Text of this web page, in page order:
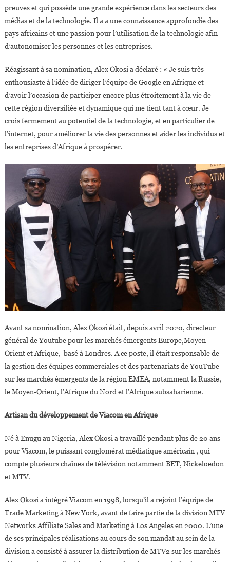
preuves et qui possède une grande expérience dans les secteurs des
médias et de la technologie. Il a a une connaissance approfondie des
pays africains et une passion pour l’utilisation de la technologie afin
d’autonomiser les personnes et les entreprises.
Réagissant à sa nomination, Alex Okosi a déclaré : « Je suis très
enthousiaste à l’idée de diriger l’équipe de Google en Afrique et
d’avoir l’occasion de participer encore plus étroitement à la vie de
cette région diversifiée et dynamique qui me tient tant à cœur. Je
crois fermement au potentiel de la technologie, et en particulier de
l’internet, pour améliorer la vie des personnes et aider les individus et
les entreprises d’Afrique à prospérer.
Avant sa nomination, Alex Okosi était, depuis avril 2020, directeur
général de Youtube pour les marchés émergents Europe,Moyen-
Orient et Afrique, basé à Londres. A ce poste, il était responsable de
la gestion des équipes commerciales et des partenariats de YouTube
sur les marchés émergents de la région EMEA, notamment la Russie,
le Moyen-Orient, l’Afrique du Nord et l’Afrique subsaharienne.
Artisan du développement de Viacom en Afrique
Né à Enugu au Nigeria, Alex Okosi a travaillé pendant plus de 20 ans
pour Viacom, le puissant conglomérat médiatique américain , qui
compte plusieurs chaînes de télévision notamment BET, Nickeloedon
et MTV.
Alex Okosi a intégré Viacom en 1998, lorsqu’il a rejoint l’équipe de
Trade Marketing à New York, avant de faire partie de la division MTV
Networks Affiliate Sales and Marketing à Los Angeles en 2000. L’une
de ses principales réalisations au cours de son mandat au sein de la
division a consisté à assurer la distribution de MTV2 sur les marchés